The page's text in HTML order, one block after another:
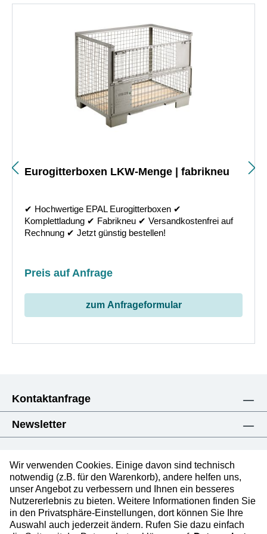
Verschmutzung. PE-Seitenfaltensäcke, natürlich
ebenfalls zu 100 % recycelbar. Die Inlays werden einfach
in die Gitterbox gestülpt und bieten so perfekten Schutz.
Abdeckungen
Unsere Abdeckungen bestehen aus 100 % recycelbarer
PE-Folie. Stapelfähig, selbst haltend und dehnbar mit
Rückstellkraft – unsere Folienabdeckungen für EPAL-
Hauben
bieten den Rundumschutz Ihrer Waren. Einfach
überstülpen und schon sind Ihre Waren optimal vor
Verschmutzung und Nässe geschützt. Aufgrund des
Eurogitterboxen LKW-Menge | fabrikneu
✔︎ Hochwertige EPAL Eurogitterboxen ✔︎
Komplettladung ✔︎ Fabrikneu ✔︎ Versandkostenfrei auf
Rechnung ✔︎ Jetzt günstig bestellen!
Preis auf Anfrage
zum Anfrageformular
Kontaktanfrage
Newsletter
Impressum
Datenschutzerklärung
AGB
Wir verwenden Cookies. Einige davon sind technisch
notwendig (z.B. für den Warenkorb), andere helfen uns,
unser Angebot zu verbessern und Ihnen ein besseres
Nutzererlebnis zu bieten. Weitere Informationen finden Sie
in den Privatsphäre-Einstellungen, dort können Sie Ihre
Auswahl auch jederzeit ändern. Rufen Sie dazu einfach